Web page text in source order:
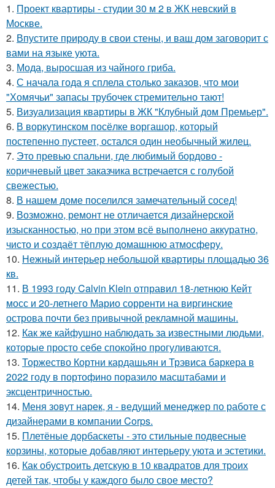
1. Проект квартиры - студии 30 м 2 в ЖК невский в
Москве.
2. Впустите природу в свои стены, и ваш дом заговорит с
вами на языке уюта.
3. Мода, выросшая из чайного гриба.
4. С начала года я сплела столько заказов, что мои
"Хомячьи" запасы трубочек стремительно тают!
5. Визуализация квартиры в ЖК "Клубный дом Премьер".
6. В воркутинском посёлке воргашор, который
постепенно пустеет, остался один необычный жилец.
7. Это превью спальни, где любимый бордово -
коричневый цвет заказчика встречается с голубой
свежестью.
8. В нашем доме поселился замечательный сосед!
9. Возможно, ремонт не отличается дизайнерской
изысканностью, но при этом всё выполнено аккуратно,
чисто и создаёт тёплую домашнюю атмосферу.
10. Нежный интерьер небольшой квартиры площадью 36
кв.
11. В 1993 году Calvin Klein отправил 18-летнюю Кейт
мосс и 20-летнего Марио сорренти на виргинские
острова почти без привычной рекламной машины.
12. Как же кайфушно наблюдать за известными людьми,
которые просто себе спокойно прогуливаются.
13. Торжество Кортни кардашьян и Трэвиса баркера в
2022 году в портофино поразило масштабами и
эксцентричностью.
14. Меня зовут нарек, я - ведущий менеджер по работе с
дизайнерами в компании Corps.
15. Плетёные дорбаскеты - это стильные подвесные
корзины, которые добавляют интерьеру уюта и эстетики.
16. Как обустроить детскую в 10 квадратов для троих
детей так, чтобы у каждого было свое место?